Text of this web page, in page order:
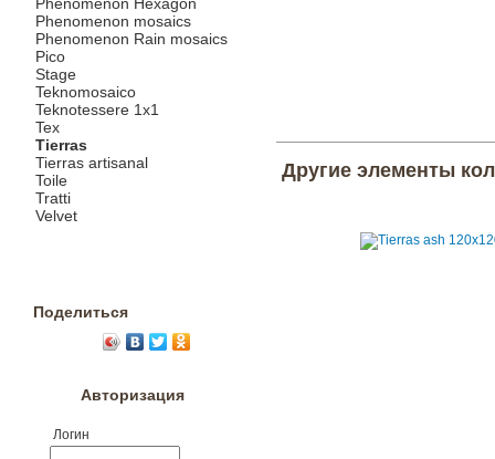
Phenomenon mosaics
Phenomenon Rain mosaics
Pico
Stage
Teknomosaico
Teknotessere 1x1
Tex
Tierras
Tierras artisanal
Toile
Tratti
Velvet
Поделиться
Авторизация
Логин
Другие элементы